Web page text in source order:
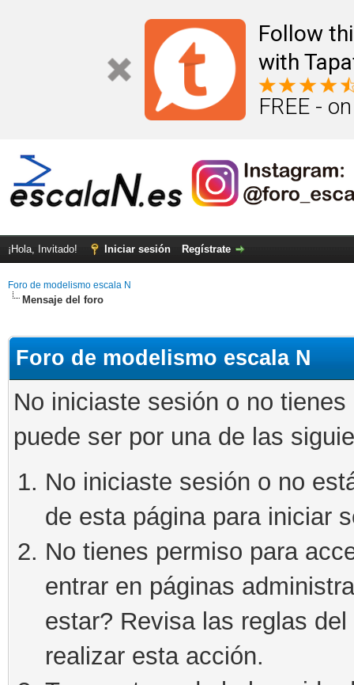
Follow
with
FREE -
¡Hola, Invitado! Iniciar sesión Regístrate
Foro de modelismo escala N
Mensaje del foro
Foro de modelismo escala N
No iniciaste sesión o no
puede ser por una de las
No iniciaste sesión o no
de esta página para iniciar
No tienes permiso para
entrar en páginas
estar? Revisa las reglas
realizar esta acción.